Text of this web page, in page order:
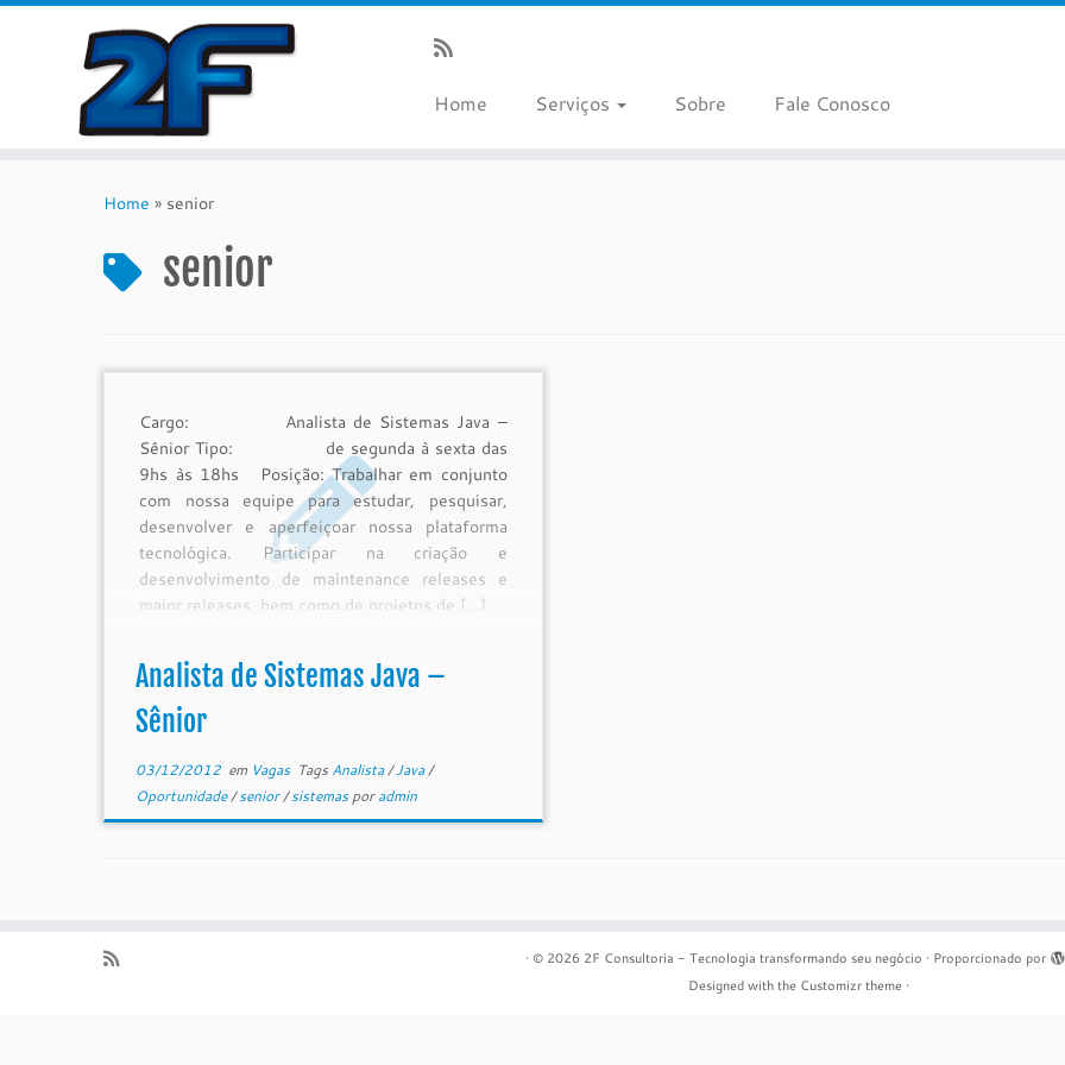
Home Serviços Sobre Fale Conosco
Home » senior
senior
Cargo: Analista de Sistemas Java –
Sênior Tipo: de segunda à sexta das
9hs às 18hs Posição: Trabalhar em conjunto
com nossa equipe para estudar, pesquisar,
desenvolver e aperfeiçoar nossa plataforma
tecnológica. Participar na criação e
desenvolvimento de maintenance releases e
major releases, bem como de projetos de […]
Analista de Sistemas Java –
Sênior
03/12/2012em Vagas Tags Analista/Java/
Oportunidade/senior/sistemasporadmin
· © 2026 2F Consultoria - Tecnologia transformando seu negócio · Proporcionado por
Designed with the Customizr theme ·